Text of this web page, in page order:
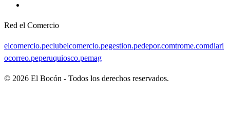
Red el Comercio
elcomercio.peclubelcomercio.pegestion.pedepor.comtrome.comdiari
ocorreo.peperuquiosco.pemag
© 2026 El Bocón - Todos los derechos reservados.